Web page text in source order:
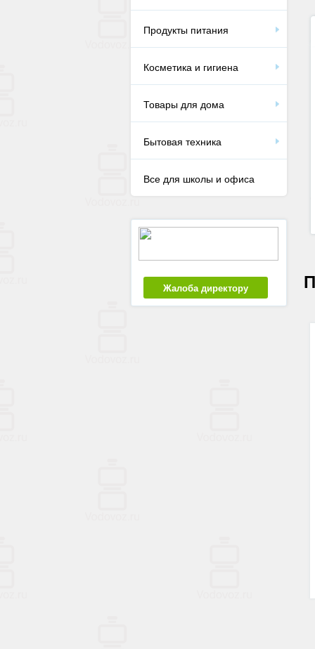
Продукты питания
Косметика и гигиена
Товары для дома
Бытовая техника
Все для школы и офиса
Жалоба директору